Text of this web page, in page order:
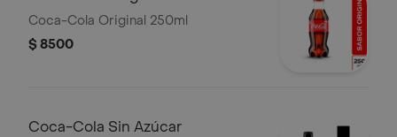
Coca-Cola Original 250ml
$ 8500
Coca-Cola Sin Azúcar